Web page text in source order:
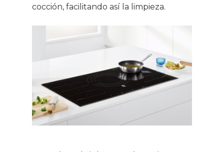
cocción, facilitando así la limpieza.